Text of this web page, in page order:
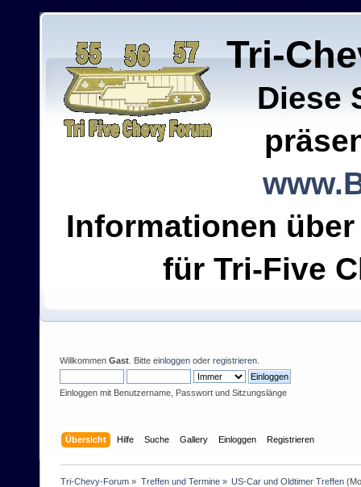
Tri-
Diese
Informationen
für Tri-Five
Willkommen Gast . Bitte einloggen oder registrieren
Einloggen mit Benutzername, Passwort und Sitzungslänge
Übersicht Hilfe Suche Gallery Einloggen Registrieren
Tri-Chevy-Forum » Treffen und Termine» US-Car und Oldtimer Treffen